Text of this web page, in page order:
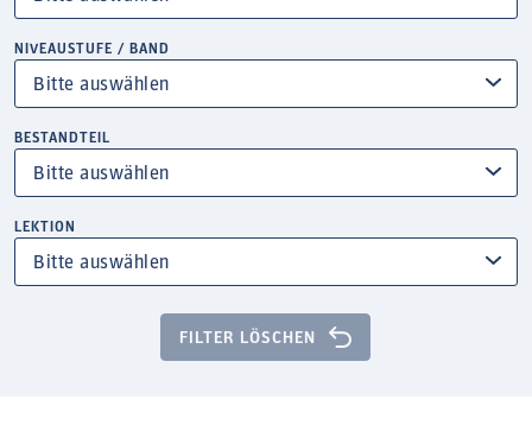
NIVEAUSTUFE / BAND
BESTANDTEIL
LEKTION
FILTER LÖSCHEN